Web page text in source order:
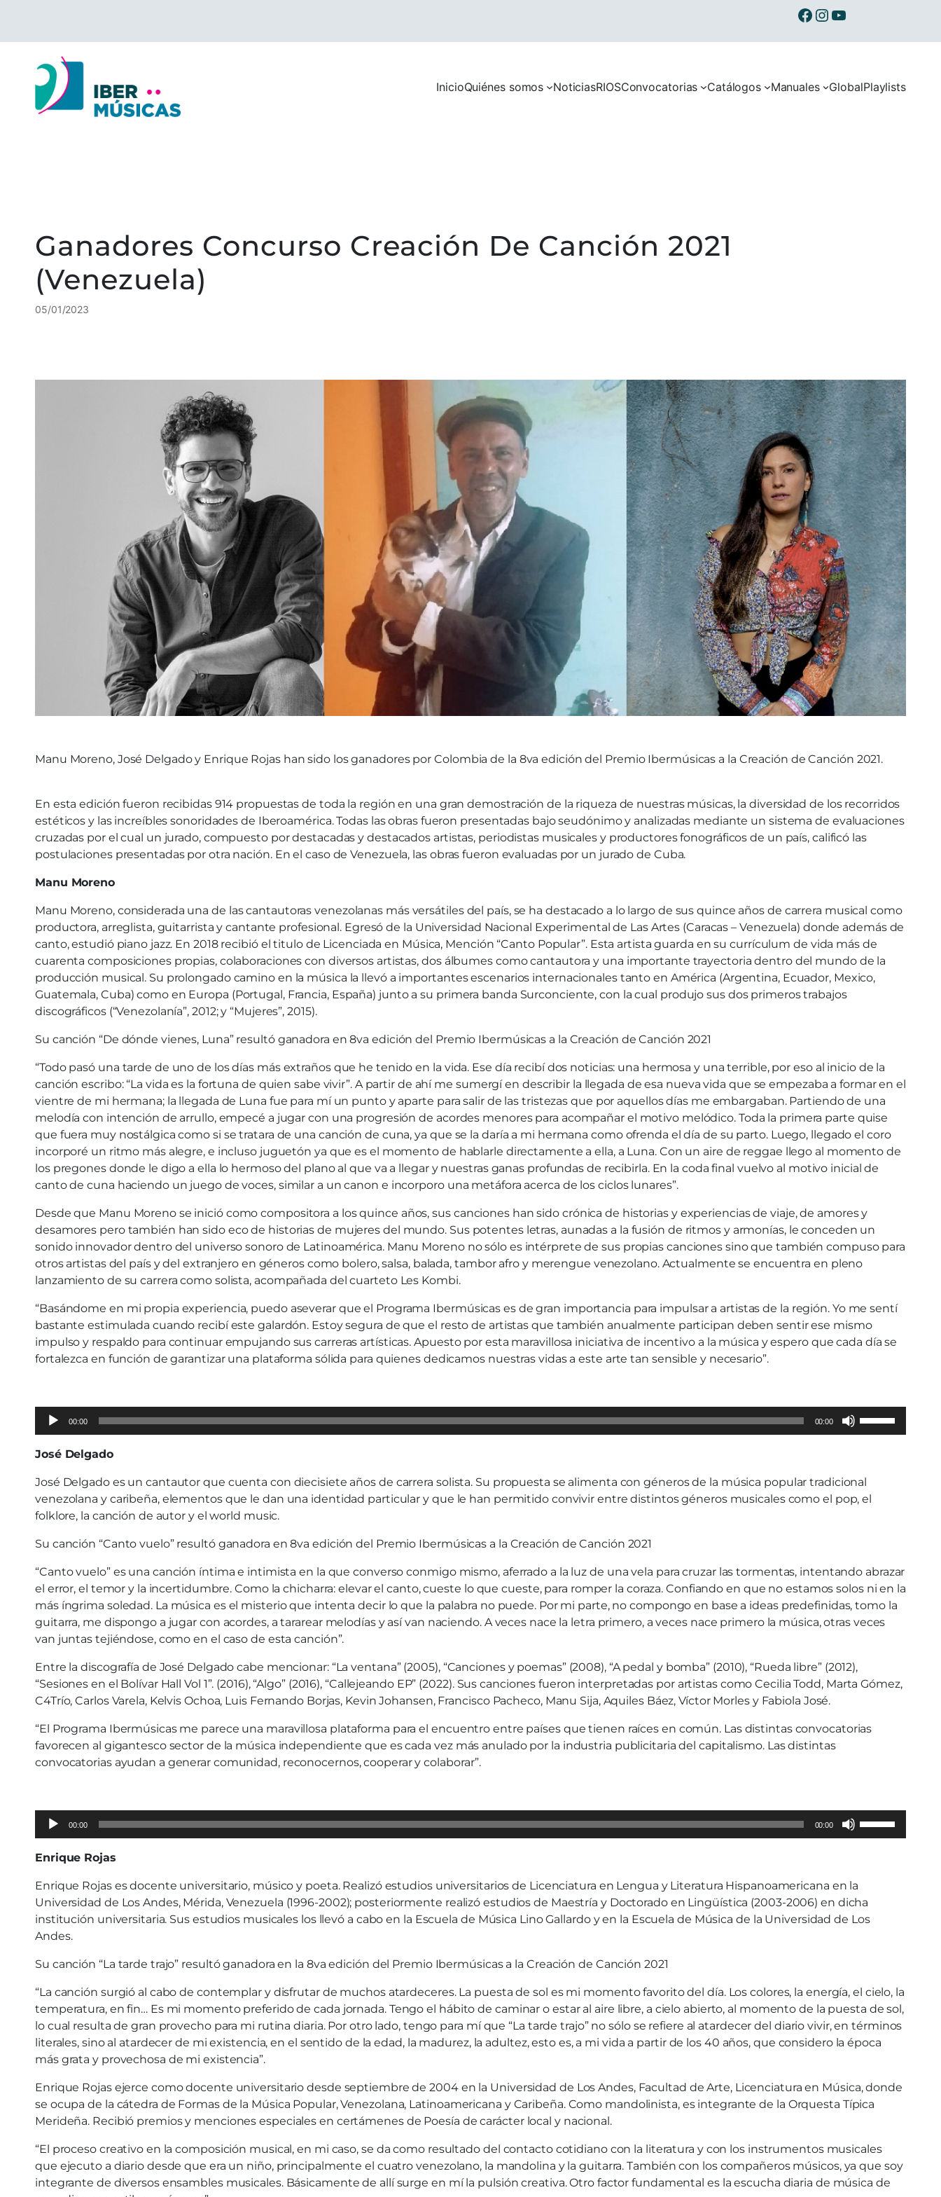
contenido
InicioQuiénes somos NoticiasRIOSConvocatorias Catálogos Manuales GlobalPlaylists
Ibermusicas en Facebook
Ibermusicas en Instagram
Ibermusicas en Youtube
Ganadores Concurso Creación De Canción 2021
(Venezuela)
05/01/2023
Manu Moreno, José Delgado y Enrique Rojas han sido los ganadores por Colombia de la 8va edición del Premio Ibermúsicas a la Creación de Canción 2021.
En esta edición fueron recibidas 914 propuestas de toda la región en una gran demostración de la riqueza de nuestras músicas, la diversidad de los recorridos
estéticos y las increíbles sonoridades de Iberoamérica. Todas las obras fueron presentadas bajo seudónimo y analizadas mediante un sistema de evaluaciones
cruzadas por el cual un jurado, compuesto por destacadas y destacados artistas, periodistas musicales y productores fonográficos de un país, calificó las
postulaciones presentadas por otra nación. En el caso de Venezuela, las obras fueron evaluadas por un jurado de Cuba.
Manu Moreno
Manu Moreno, considerada una de las cantautoras venezolanas más versátiles del país, se ha destacado a lo largo de sus quince años de carrera musical como
productora, arreglista, guitarrista y cantante profesional. Egresó de la Universidad Nacional Experimental de Las Artes (Caracas – Venezuela) donde además de
canto, estudió piano jazz. En 2018 recibió el titulo de Licenciada en Música, Mención “Canto Popular”. Esta artista guarda en su currículum de vida más de
cuarenta composiciones propias, colaboraciones con diversos artistas, dos álbumes como cantautora y una importante trayectoria dentro del mundo de la
producción musical. Su prolongado camino en la música la llevó a importantes escenarios internacionales tanto en América (Argentina, Ecuador, Mexico,
Guatemala, Cuba) como en Europa (Portugal, Francia, España) junto a su primera banda Surconciente, con la cual produjo sus dos primeros trabajos
discográficos (“Venezolanía”, 2012; y “Mujeres”, 2015).
Su canción “De dónde vienes, Luna” resultó ganadora en 8va edición del Premio Ibermúsicas a la Creación de Canción 2021
“Todo pasó una tarde de uno de los días más extraños que he tenido en la vida. Ese día recibí dos noticias: una hermosa y una terrible, por eso al inicio de la
canción escribo: “La vida es la fortuna de quien sabe vivir”. A partir de ahí me sumergí en describir la llegada de esa nueva vida que se empezaba a formar en el
vientre de mi hermana; la llegada de Luna fue para mí un punto y aparte para salir de las tristezas que por aquellos días me embargaban. Partiendo de una
melodía con intención de arrullo, empecé a jugar con una progresión de acordes menores para acompañar el motivo melódico. Toda la primera parte quise
que fuera muy nostálgica como si se tratara de una canción de cuna, ya que se la daría a mi hermana como ofrenda el día de su parto. Luego, llegado el coro
incorporé un ritmo más alegre, e incluso juguetón ya que es el momento de hablarle directamente a ella, a Luna. Con un aire de reggae llego al momento de
los pregones donde le digo a ella lo hermoso del plano al que va a llegar y nuestras ganas profundas de recibirla. En la coda final vuelvo al motivo inicial de
canto de cuna haciendo un juego de voces, similar a un canon e incorporo una metáfora acerca de los ciclos lunares”.
Desde que Manu Moreno se inició como compositora a los quince años, sus canciones han sido crónica de historias y experiencias de viaje, de amores y
desamores pero también han sido eco de historias de mujeres del mundo. Sus potentes letras, aunadas a la fusión de ritmos y armonías, le conceden un
sonido innovador dentro del universo sonoro de Latinoamérica. Manu Moreno no sólo es intérprete de sus propias canciones sino que también compuso para
otros artistas del país y del extranjero en géneros como bolero, salsa, balada, tambor afro y merengue venezolano. Actualmente se encuentra en pleno
lanzamiento de su carrera como solista, acompañada del cuarteto Les Kombi.
“Basándome en mi propia experiencia, puedo aseverar que el Programa Ibermúsicas es de gran importancia para impulsar a artistas de la región. Yo me sentí
bastante estimulada cuando recibí este galardón. Estoy segura de que el resto de artistas que también anualmente participan deben sentir ese mismo
impulso y respaldo para continuar empujando sus carreras artísticas. Apuesto por esta maravillosa iniciativa de incentivo a la música y espero que cada día se
fortalezca en función de garantizar una plataforma sólida para quienes dedicamos nuestras vidas a este arte tan sensible y necesario”.
Audio
00:00 00:00
to
increase
José Delgado
José Delgado es un cantautor que cuenta con diecisiete años de carrera solista. Su propuesta se alimenta con géneros de la música popular tradicional
venezolana y caribeña, elementos que le dan una identidad particular y que le han permitido convivir entre distintos géneros musicales como el pop, el
folklore, la canción de autor y el world music.
Su canción “Canto vuelo” resultó ganadora en 8va edición del Premio Ibermúsicas a la Creación de Canción 2021
“Canto vuelo” es una canción íntima e intimista en la que converso conmigo mismo, aferrado a la luz de una vela para cruzar las tormentas, intentando abrazar
el error, el temor y la incertidumbre. Como la chicharra: elevar el canto, cueste lo que cueste, para romper la coraza. Confiando en que no estamos solos ni en la
más íngrima soledad. La música es el misterio que intenta decir lo que la palabra no puede. Por mi parte, no compongo en base a ideas predefinidas, tomo la
guitarra, me dispongo a jugar con acordes, a tararear melodías y así van naciendo. A veces nace la letra primero, a veces nace primero la música, otras veces
van juntas tejiéndose, como en el caso de esta canción”.
Entre la discografía de José Delgado cabe mencionar: “La ventana” (2005), “Canciones y poemas” (2008), “A pedal y bomba” (2010), “Rueda libre” (2012),
“Sesiones en el Bolívar Hall Vol 1”. (2016), “Algo” (2016), “Callejeando EP” (2022). Sus canciones fueron interpretadas por artistas como Cecilia Todd, Marta Gómez,
C4Trío, Carlos Varela, Kelvis Ochoa, Luis Fernando Borjas, Kevin Johansen, Francisco Pacheco, Manu Sija, Aquiles Báez, Víctor Morles y Fabiola José.
“El Programa Ibermúsicas me parece una maravillosa plataforma para el encuentro entre países que tienen raíces en común. Las distintas convocatorias
favorecen al gigantesco sector de la música independiente que es cada vez más anulado por la industria publicitaria del capitalismo. Las distintas
convocatorias ayudan a generar comunidad, reconocernos, cooperar y colaborar”.
Audio
00:00 00:00
increase
or
Enrique Rojas
Enrique Rojas es docente universitario, músico y poeta. Realizó estudios universitarios de Licenciatura en Lengua y Literatura Hispanoamericana en la
Universidad de Los Andes, Mérida, Venezuela (1996-2002); posteriormente realizó estudios de Maestría y Doctorado en Lingüística (2003-2006) en dicha
institución universitaria. Sus estudios musicales los llevó a cabo en la Escuela de Música Lino Gallardo y en la Escuela de Música de la Universidad de Los
Andes.
Su canción “La tarde trajo” resultó ganadora en la 8va edición del Premio Ibermúsicas a la Creación de Canción 2021
“La canción surgió al cabo de contemplar y disfrutar de muchos atardeceres. La puesta de sol es mi momento favorito del día. Los colores, la energía, el cielo, la
temperatura, en fin… Es mi momento preferido de cada jornada. Tengo el hábito de caminar o estar al aire libre, a cielo abierto, al momento de la puesta de sol,
lo cual resulta de gran provecho para mi rutina diaria. Por otro lado, tengo para mí que “La tarde trajo” no sólo se refiere al atardecer del diario vivir, en términos
literales, sino al atardecer de mi existencia, en el sentido de la edad, la madurez, la adultez, esto es, a mi vida a partir de los 40 años, que considero la época
más grata y provechosa de mi existencia”.
Enrique Rojas ejerce como docente universitario desde septiembre de 2004 en la Universidad de Los Andes, Facultad de Arte, Licenciatura en Música, donde
se ocupa de la cátedra de Formas de la Música Popular, Venezolana, Latinoamericana y Caribeña. Como mandolinista, es integrante de la Orquesta Típica
Merideña. Recibió premios y menciones especiales en certámenes de Poesía de carácter local y nacional.
“El proceso creativo en la composición musical, en mi caso, se da como resultado del contacto cotidiano con la literatura y con los instrumentos musicales
que ejecuto a diario desde que era un niño, principalmente el cuatro venezolano, la mandolina y la guitarra. También con los compañeros músicos, ya que soy
integrante de diversos ensambles musicales. Básicamente de allí surge en mí la pulsión creativa. Otro factor fundamental es la escucha diaria de música de